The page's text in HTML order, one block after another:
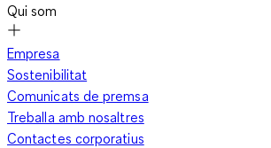
Qui som
Empresa
Sostenibilitat
Comunicats de premsa
Treballa amb nosaltres
Contactes corporatius